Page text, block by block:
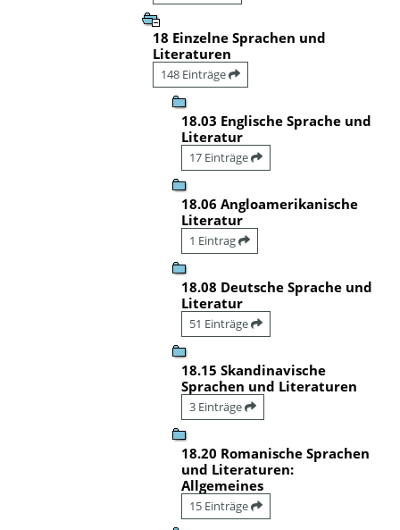
18 Einzelne Sprachen und
Literaturen
148 Einträge
18.03 Englische Sprache und
Literatur
17 Einträge
18.06 Angloamerikanische
Literatur
1 Eintrag
18.08 Deutsche Sprache und
Literatur
51 Einträge
18.15 Skandinavische
Sprachen und Literaturen
3 Einträge
18.20 Romanische Sprachen
und Literaturen:
Allgemeines
15 Einträge